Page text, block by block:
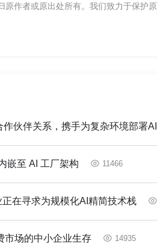
作者或原出处所有。我们致力于保护
作伙伴关系，携手为复杂环境部署
嵌至 AI 工厂架构 11466
在寻求为规模化AI精简技术栈
市场的中小企业生存 14935